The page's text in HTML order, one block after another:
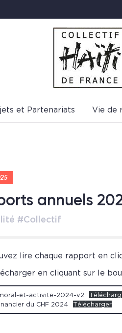
et Partenariats Vie de
annuels
#Collectif
lire chaque rapport en
en cliquant sur le
et-activite-2024-v2
du CHF 2024
Télécharger